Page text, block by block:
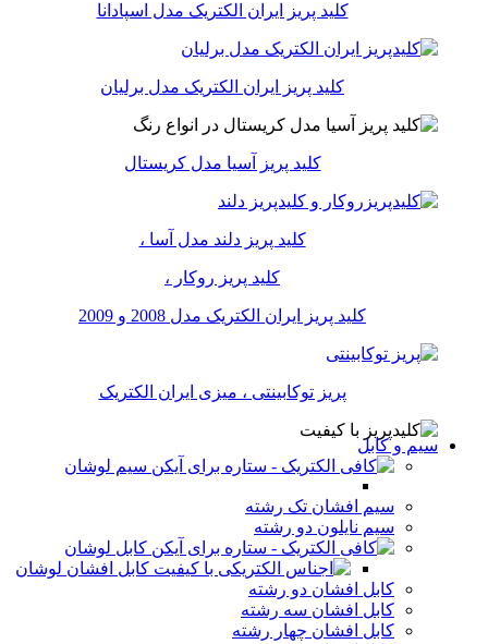
کلید پریز ایران الکتریک مدل اسپادانا
کلید پریز ایران الکتریک مدل برلیان
کلید پریز آسیا مدل کریستال
کلید پریز دلند مدل آسا ،
کلید پریز روکار ،
کلید پریز ایران الکتریک مدل 2008 و 2009
پریز توکابینتی ، میزی ایران الکتریک
سیم و کابل
سیم لوشان
سیم افشان تک رشته
سیم نایلون دو رشته
کابل لوشان
کابل افشان لوشان
کابل افشان دو رشته
کابل افشان سه رشته
کابل افشان چهار رشته